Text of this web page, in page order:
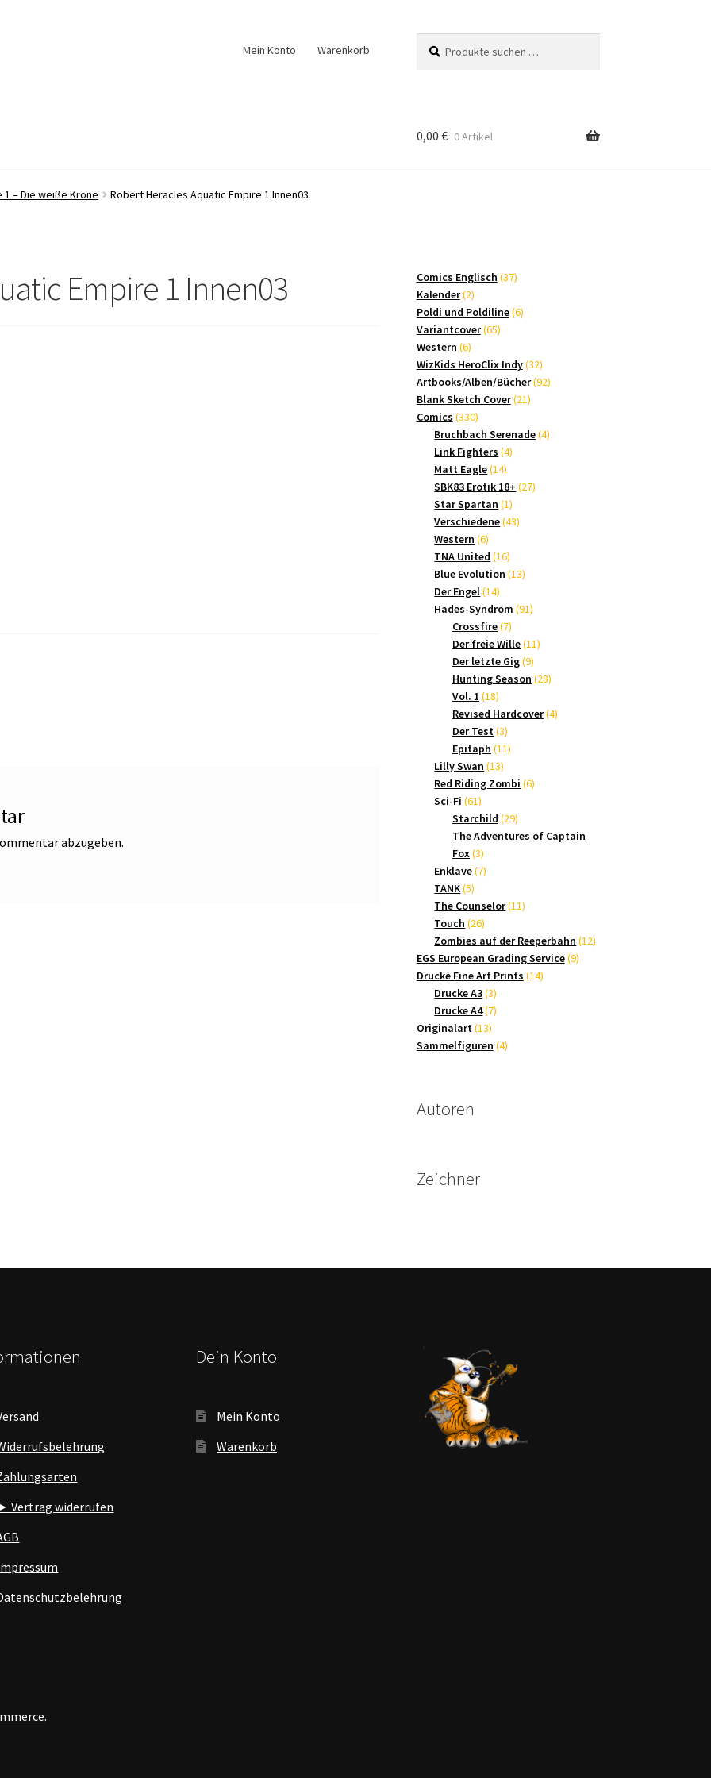
Mein Konto Warenkorb
nach:
0,00 € 0 Artikel
1 – Die weiße Krone Robert Heracles Aquatic Empire 1 Innen03
Empire 1 Innen03
abzugeben.
Comics Englisch 3737
Kalender 22
Produkte
Poldi und Poldiline 66
Variantcover 6565
Western 66
Produkte
WizKids HeroClix Indy 3232
Produkte
Artbooks/Alben/Bücher 9292
Blank Sketch Cover 2121
Comics 330330
Produkte
Bruchbach Serenade 44
Link Fighters 44
Matt Eagle 1414
Produkte
SBK83 Erotik 18+ 2727
Star Spartan 11
Produkt
Verschiedene 4343
Western 66
Produkte
TNA United 1616
Produkte
Blue Evolution 1313
Der Engel 1414
Produkte
Hades-Syndrom 9191
Crossfire 77
Produkte
Der freie Wille 1111
Der letzte Gig 99
Produkte
Hunting Season 2828
Vol. 1 1818
Produkte
Revised Hardcover 44
Der Test 33
Produkte
Epitaph 1111
Lilly Swan 1313
Produkte
Red Riding Zombi 66
Sci-Fi 6161
Produkte
Starchild 2929
Produkte
The Adventures of Captain
Fox 33
Produkte
Enklave 77
TANK 55
Produkte
The Counselor 1111
Touch 2626
Produkte
Zombies auf der Reeperbahn 1212
EGS European Grading Service 99
Drucke Fine Art Prints 1414
Drucke A3 33
Produkte
Drucke A4 77
Originalart 1313
Produkte
Sammelfiguren 44
Autoren
Zeichner
Vertrag widerrufen
Dein Konto
Mein Konto
Warenkorb
.